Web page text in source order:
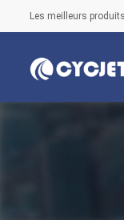
Les meilleurs